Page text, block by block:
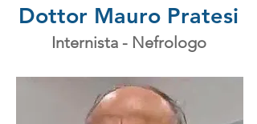
Dottor Mauro Pratesi
Internista - Nefrologo